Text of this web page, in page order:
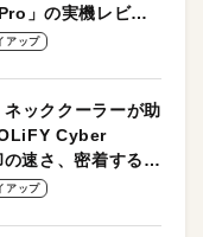
」の実機レビュ
アップ
ッククーラーが助
Cyber
速さ、密着する冷
操作性がグッド！
アップ